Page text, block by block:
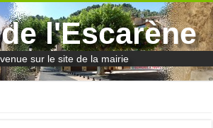
l'Escarène
sur le site de la mairie